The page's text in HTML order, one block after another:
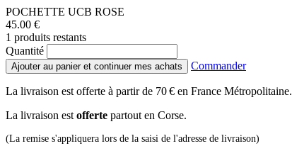
POCHETTE UCB ROSE
45.00 €
1 produits restants
Quantité
Ajouter au panier et continuer mes achats Commander
La livraison est offerte à partir de 70 € en France Métropolitaine.
La livraison est offerte partout en Corse.
(La remise s'appliquera lors de la saisi de l'adresse de livraison)